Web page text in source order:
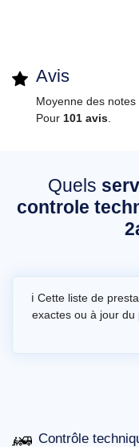
Avis
Moyenne des
Pour 101 avis
Quels
controle
ℹ️ Cette liste de
exactes ou à jour
Contrôle